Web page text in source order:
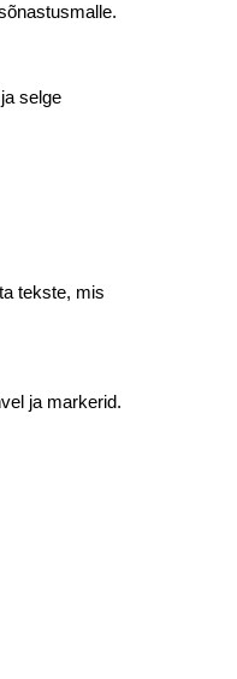
selge
tekste, mis
ja markerid.